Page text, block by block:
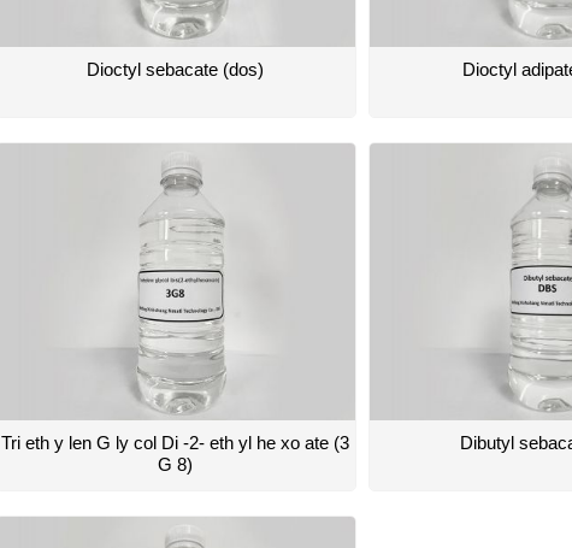
Dioctyl sebacate (dos) Dioctyl
Tri eth y len G ly col Di -2- eth yl he xo ate (3
G 8)
Dibutyl